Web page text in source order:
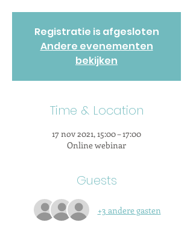
Registratie is afgesloten
Andere evenementen
bekijken
Time & Location
17 nov 2021, 15:00 – 17:00
Online webinar
Guests
+3 andere gasten